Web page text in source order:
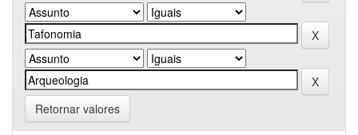
Retornar valores